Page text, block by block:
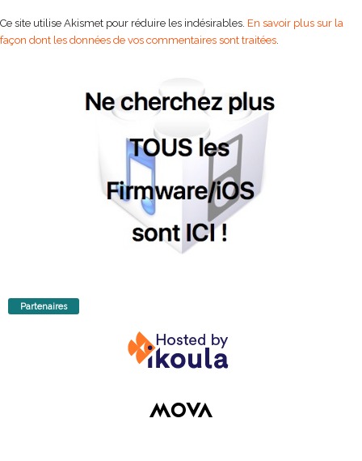
Ce site utilise Akismet pour réduire les indésirables. En savoir plus sur la
façon dont les données de vos commentaires sont traitées.
Partenaires